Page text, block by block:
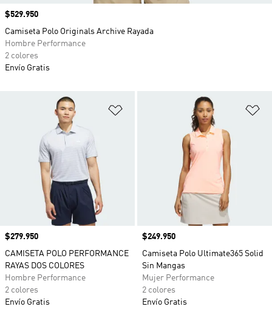
Añadir a la lista de deseos
Precio
$279.950
CAMISETA POLO PERFORMANCE
RAYAS DOS COLORES
Hombre Performance
2 colores
Envío Gratis
Precio
$249.950
Camiseta Polo Ultimate365 Solid
Sin Mangas
Mujer Performance
2 colores
Envío Gratis
Precio
$529.950
Camiseta Polo Originals Archive Rayada
Hombre Performance
2 colores
Envío Gratis